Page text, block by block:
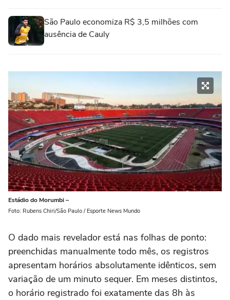
São Paulo economiza R$ 3,5 milhões com
ausência de Cauly
Estádio do Morumbi –
Foto: Rubens Chiri/São Paulo / Esporte News Mundo
O dado mais revelador está nas folhas de ponto:
preenchidas manualmente todo mês, os registros
apresentam horários absolutamente idênticos, sem
variação de um minuto sequer. Em meses distintos,
o horário registrado foi exatamente das 8h às